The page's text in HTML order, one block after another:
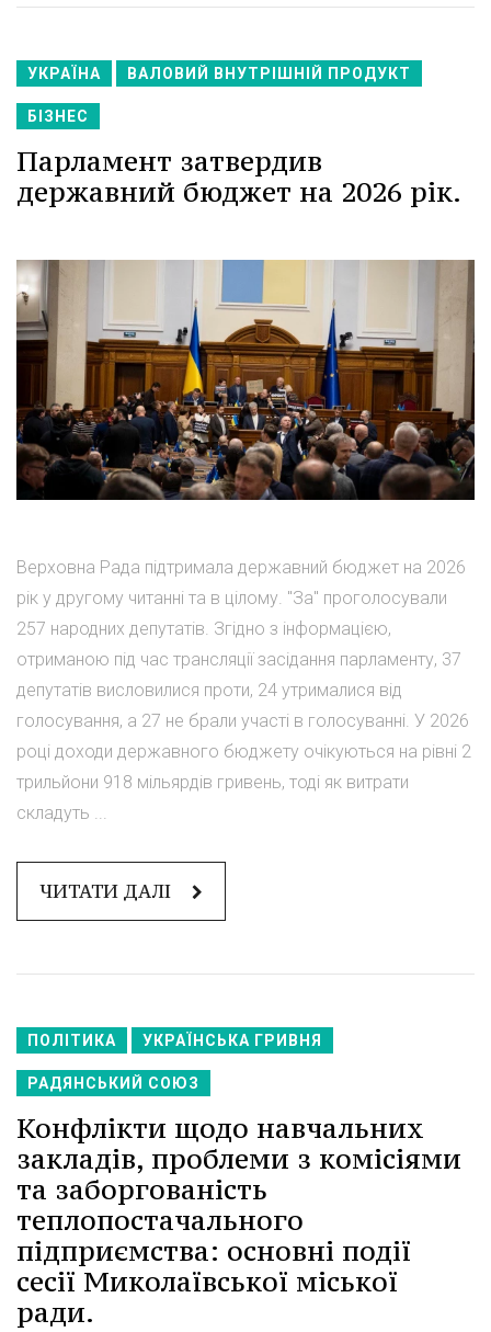
УКРАЇНА ВАЛОВИЙ ВНУТРІШНІЙ ПРОДУКТ
БІЗНЕС
Парламент затвердив
державний бюджет на 2026 рік.
Верховна Рада підтримала державний бюджет на 2026
рік у другому читанні та в цілому. "За" проголосували
257 народних депутатів. Згідно з інформацією,
отриманою під час трансляції засідання парламенту, 37
депутатів висловилися проти, 24 утрималися від
голосування, а 27 не брали участі в голосуванні. У 2026
році доходи державного бюджету очікуються на рівні 2
трильйони 918 мільярдів гривень, тоді як витрати
складуть ...
ЧИТАТИ ДАЛІ
ПОЛІТИКА УКРАЇНСЬКА ГРИВНЯ
РАДЯНСЬКИЙ СОЮЗ
Конфлікти щодо навчальних
закладів, проблеми з комісіями
та заборгованість
теплопостачального
підприємства: основні події
сесії Миколаївської міської
ради.